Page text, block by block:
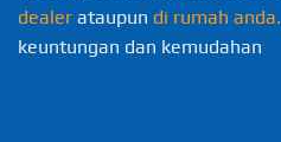
dealer ataupun di rumah anda.
keuntungan dan kemudahan